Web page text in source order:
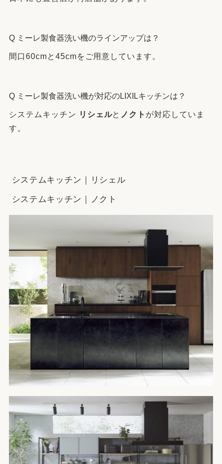
Q ミーレ製食器洗い機のラインアップは？
間口60cmと45cmをご用意しています。
Q ミーレ製食器洗い機が対応のLIXILキッチンは？
システムキッチン リシェルと ノクト が対応していま
す。
システムキッチン｜リシェル
システムキッチン｜ノクト